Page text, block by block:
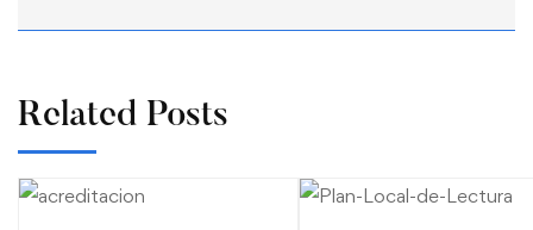
Related Posts